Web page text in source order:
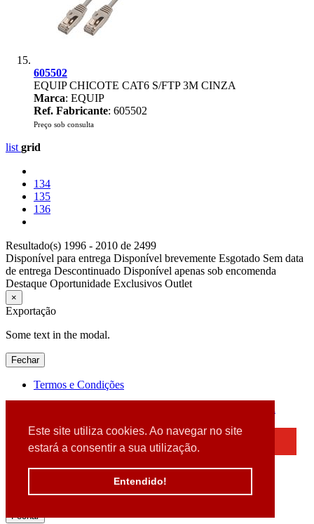
Este site utiliza cookies. Ao navegar no site
estará a consentir a sua utilização.
Entendido!
605502
EQUIP CHICOTE CAT6 S/FTP 3M CINZA
Marca: EQUIP
Ref. Fabricante: 605502
Preço sob consulta
list grid
134
135
136
Resultado(s) 1996 - 2010 de 2499
Disponível para entrega Disponível brevemente Esgotado Sem data
de entrega Descontinuado Disponível apenas sob encomenda
Destaque Oportunidade Exclusivos Outlet
×
Exportação
Some text in the modal.
Fechar
Termos e Condições
Detectamos que está a usar um browser desatualizado
Por favor, atualize o seu browser
para garantir uma melhor experiência.
Fechar